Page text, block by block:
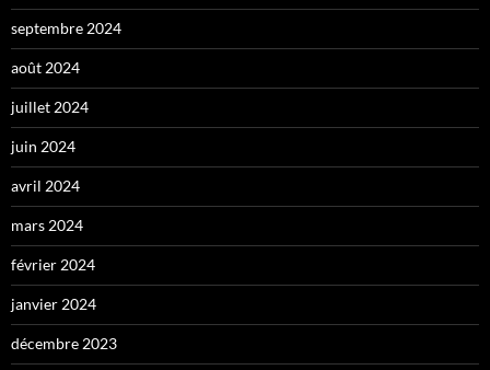
septembre 2024
août 2024
juillet 2024
juin 2024
avril 2024
mars 2024
février 2024
janvier 2024
décembre 2023